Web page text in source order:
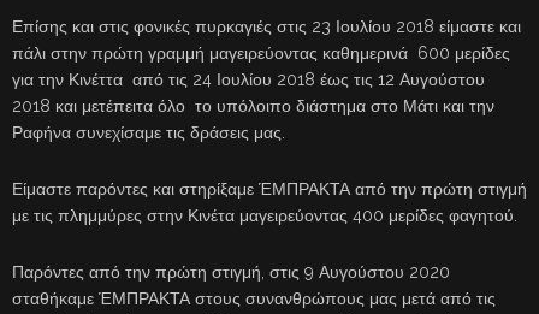
Επίσης και στις φονικές πυρκαγιές στις 23 Ιουλίου 2018 είμαστε και
πάλι στην πρώτη γραμμή μαγειρεύοντας καθημερινά 600 μερίδες
για την Κινέττα από τις 24 Ιουλίου 2018 έως τις 12 Αυγούστου
2018 και μετέπειτα όλο το υπόλοιπο διάστημα στο Μάτι και την
Ραφήνα συνεχίσαμε τις δράσεις μας.
Είμαστε παρόντες και στηρίξαμε ΈΜΠΡΑΚΤΑ από την πρώτη στιγμή
με τις πλημμύρες στην Κινέτα μαγειρεύοντας 400 μερίδες φαγητού.
Παρόντες από την πρώτη στιγμή, στις 9 Αυγούστου 2020
σταθήκαμε ΈΜΠΡΑΚΤΑ στους συνανθρώπους μας μετά από τις